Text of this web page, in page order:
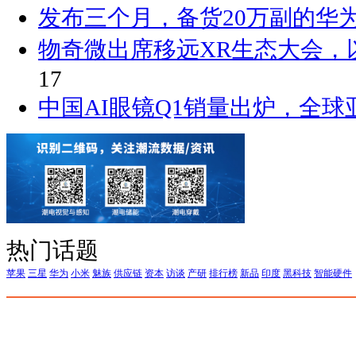
发布三个月，备货20万副的华
物奇微出席移远XR生态大会
17
中国AI眼镜Q1销量出炉，全球
热门话题
苹果 三星 华为 小米 魅族 供应链 资本 访谈 产研 排行榜 新品 印度 黑科技 智能硬件